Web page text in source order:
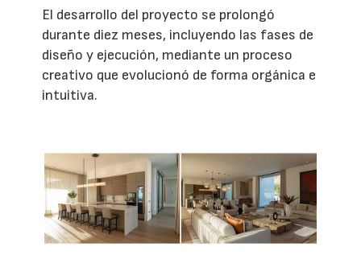
El desarrollo del proyecto se prolongó
durante diez meses, incluyendo las fases de
diseño y ejecución, mediante un proceso
creativo que evolucionó de forma orgánica e
intuitiva.